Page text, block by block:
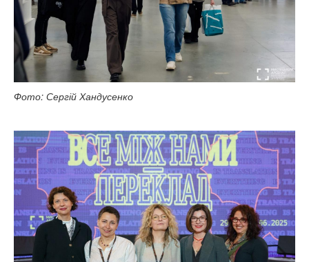
Фото: Сергій Хандусенко